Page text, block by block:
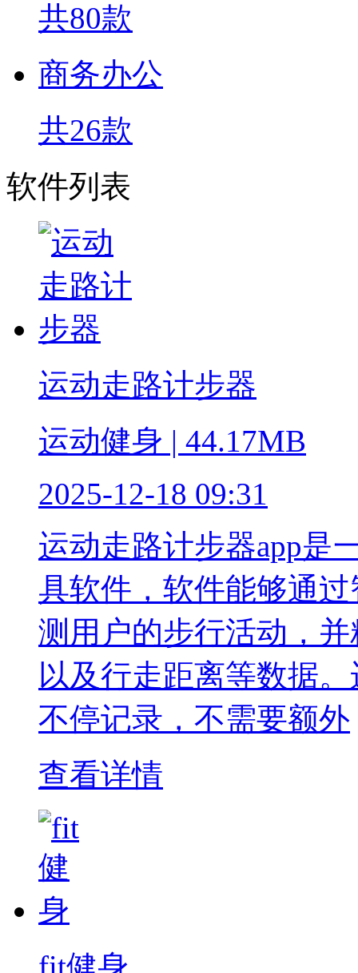
共80款
商务办公
共26款
软件列表
运动走路计步器
运动健身 | 44.17MB
2025-12-18 09:31
运动走路计步器app是
具软件，软件能够通
测用户的步行活动，
以及行走距离等数据
不停记录，不需要额外
查看详情